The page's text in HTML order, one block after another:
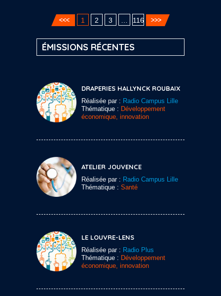
1 2 3 116
ÉMISSIONS RÉCENTES
DRAPERIES HALLYNCK ROUBAIX
Réalisée par : Radio Campus Lille
Thématique : Développement
économique, innovation
ATELIER JOUVENCE
Réalisée par : Radio Campus Lille
Thématique : Santé
LE LOUVRE-LENS
Réalisée par : Radio Plus
Thématique : Développement
économique, innovation